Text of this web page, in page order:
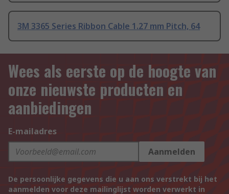
3M 3365 Series Ribbon Cable 1.27 mm Pitch, 64
Wees als eerste op de hoogte van
onze nieuwste producten en
aanbiedingen
E-mailadres
Aanmelden
De persoonlijke gegevens die u aan ons verstrekt bij het
aanmelden voor deze mailinglijst worden verwerkt in